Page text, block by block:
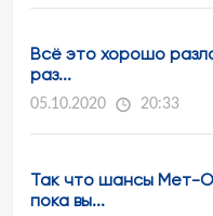
Всё это хорошо
раз...
05.10.2020 20:33
Так что шансы Мет-
пока вы...